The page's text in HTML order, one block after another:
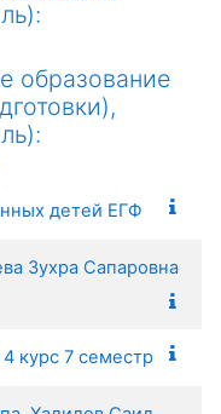
образование
детей ЕГФ
Зухра Сапаровна
курс 7 семестр